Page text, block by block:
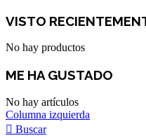
VISTO
No hay productos
ME HA GUSTADO
No hay artículos
Columna izquierda
Buscar